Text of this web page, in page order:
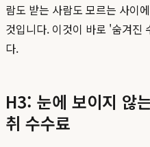
람도 받는 사람도 모르는 사이
것입니다. 이것이 바로 '숨겨진
다.
H3: 눈에 보이지 않
취 수수료